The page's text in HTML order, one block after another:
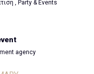
, Party & Events
agency